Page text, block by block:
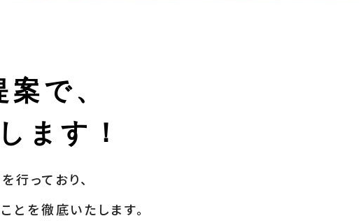
で、
ます！
っており、
とを徹底いたします。